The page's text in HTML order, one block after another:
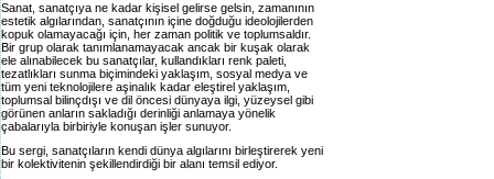
Sanat, sanatçıya ne kadar kişisel gelirse gelsin, zamanının
estetik algılarından, sanatçının içine doğduğu ideolojilerden
kopuk olamayacağı için, her zaman politik ve toplumsaldır.
Bir grup olarak tanımlanamayacak ancak bir kuşak olarak
ele alınabilecek bu sanatçılar, kullandıkları renk paleti,
tezatlıkları sunma biçimindeki yaklaşım, sosyal medya ve
tüm yeni teknolojilere aşinalık kadar eleştirel yaklaşım,
toplumsal bilinçdışı ve dil öncesi dünyaya ilgi, yüzeysel gibi
görünen anların sakladığı derinliği anlamaya yönelik
çabalarıyla birbiriyle konuşan işler sunuyor.
Bu sergi, sanatçıların kendi dünya algılarını birleştirerek yeni
bir kolektivitenin şekillendirdiği bir alanı temsil ediyor.